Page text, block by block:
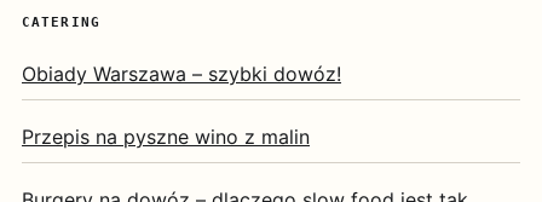
CATERING
Obiady Warszawa – szybki dowóz!
Przepis na pyszne wino z malin